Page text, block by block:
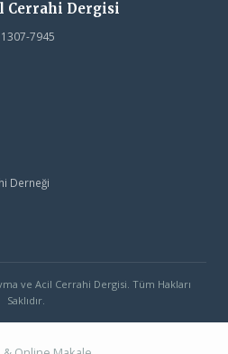
Cerrahi Dergisi
7945
Derneği
ve Acil Cerrahi Dergisi. Tüm Hakları
Saklıdır.